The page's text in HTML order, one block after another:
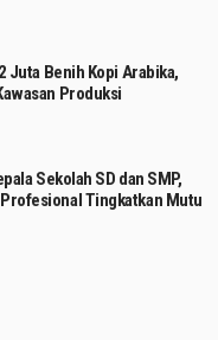
Juta Benih Kopi Arabika,
Produksi
Sekolah SD dan SMP,
Tingkatkan Mutu